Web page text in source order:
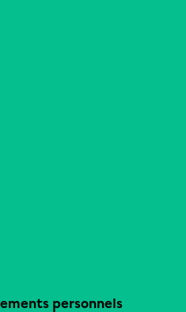
personnels